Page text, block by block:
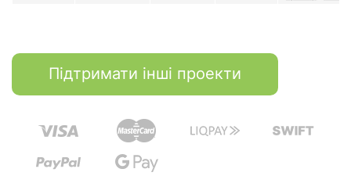
Підтримати інші проекти